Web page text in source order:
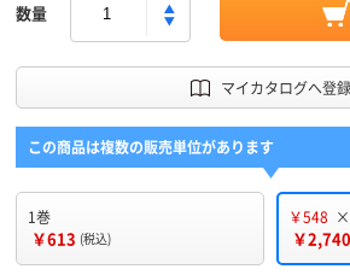
数量
マイカタログへ登録
この商品は複数の販売単位があります
1巻
￥613 (税込)
￥548
￥2,740